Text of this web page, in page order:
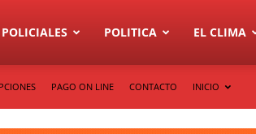
POLICIALES POLITICA EL CLIMA
PAGO ON LINE CONTACTO INICIO